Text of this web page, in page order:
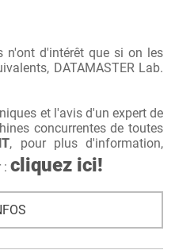
n'ont d'intérêt que si on les
DATAMASTER Lab.
et l'avis d'un expert de
concurrentes de toutes
, pour plus d'information,
: cliquez ici!